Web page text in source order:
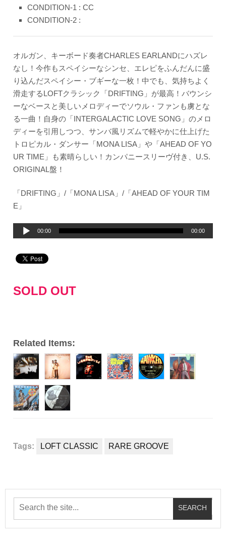
CONDITION-1 : CC
CONDITION-2 :
オルガン、キーボード奏者CHARLES EARLANDにハズレ
なし！今作もスペイシーなシンセ、エレピをふんだんに盛
り込んだスペイシー・ブギーな一枚！中でも、気持ちよく
滑走するLOFTクラシック「DRIFTING」が最高！バウンシ
ーなベースと美しいメロディーでソウル・ファンも虜とな
る一曲！自身の「INTERGALACTIC LOVE SONG」のメロ
ディーを引用しつつ、サンバ風リズムで軽やかに仕上げた
トロピカル・ダンサー「MONA LISA」や「AHEAD OF YO
UR TIME」も素晴らしい！カンパニースリーヴ付き、U.S.
ORIGINAL盤！
「DRIFTING」/「MONA LISA」/「AHEAD OF YOUR TIM
E」
プ
ヤ
00:00 00:00
SOLD OUT
Related Items:
Tags: LOFT CLASSIC RARE GROOVE